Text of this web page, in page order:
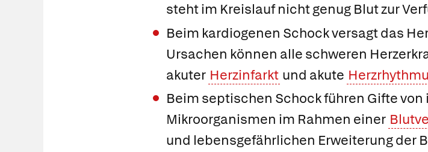
steht im Kreislauf nicht genug Blut zur
Beim kardiogenen Schockversagt das
Ursachen können alle schweren
akuter Herzinfarkt und akute
Beim septischen Schockführen Gifte von
Mikroorganismen im Rahmen einer
und lebensgefährlichen Erweiterung der